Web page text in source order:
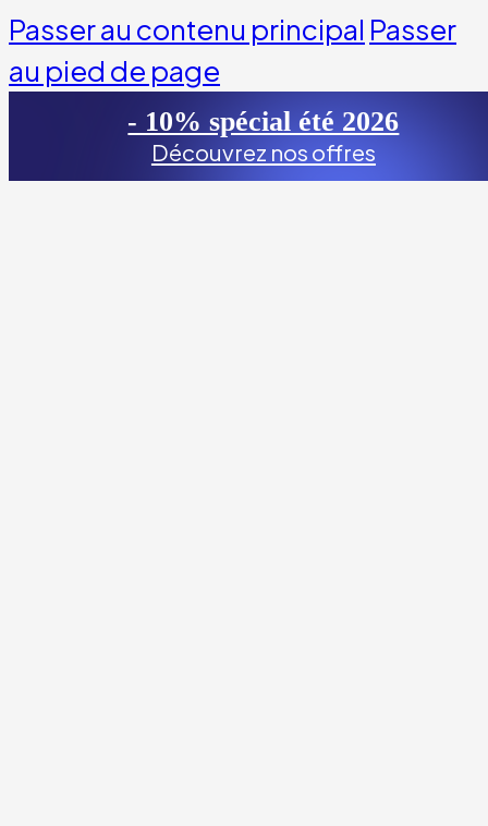
Passer au contenu principal Passer
au pied de page
- 10% spécial été 2026
Découvrez nos offres